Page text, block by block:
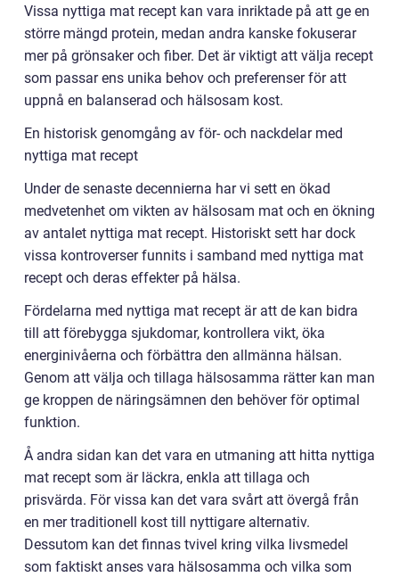
Vissa nyttiga mat recept kan vara inriktade på att ge en
större mängd protein, medan andra kanske fokuserar
mer på grönsaker och fiber. Det är viktigt att välja recept
som passar ens unika behov och preferenser för att
uppnå en balanserad och hälsosam kost.
En historisk genomgång av för- och nackdelar med
nyttiga mat recept
Under de senaste decennierna har vi sett en ökad
medvetenhet om vikten av hälsosam mat och en ökning
av antalet nyttiga mat recept. Historiskt sett har dock
vissa kontroverser funnits i samband med nyttiga mat
recept och deras effekter på hälsa.
Fördelarna med nyttiga mat recept är att de kan bidra
till att förebygga sjukdomar, kontrollera vikt, öka
energinivåerna och förbättra den allmänna hälsan.
Genom att välja och tillaga hälsosamma rätter kan man
ge kroppen de näringsämnen den behöver för optimal
funktion.
Å andra sidan kan det vara en utmaning att hitta nyttiga
mat recept som är läckra, enkla att tillaga och
prisvärda. För vissa kan det vara svårt att övergå från
en mer traditionell kost till nyttigare alternativ.
Dessutom kan det finnas tvivel kring vilka livsmedel
som faktiskt anses vara hälsosamma och vilka som